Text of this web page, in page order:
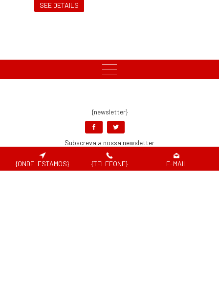
SEE DETAILS
{newsletter}
Subscreva a nossa newsletter
{ONDE_ESTAMOS} {TELEFONE} E-MAIL